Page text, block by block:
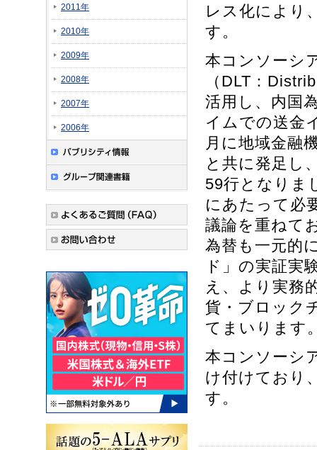
レス化により
す。
本コンソーシ
（DLT：
活用し、内国
イムでの送金
月に地域金融
と共に発足し
59行となりま
にあたって必
議論を重ねて
為替も一元的
ド」の実証実
え、より実務
貨・ブロック
てまいります
本コンソーシ
け付けており
す。
2011年
2010年
2009年
2008年
2007年
2006年